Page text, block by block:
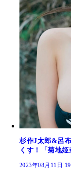
杉作J太郎&呂
くす！「菊地姫
2023年08月11日